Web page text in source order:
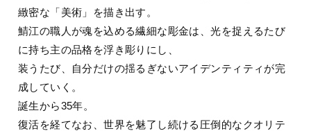
緻密な「美術」を描き出す。
鯖江の職人が魂を込める繊細な彫金は、光を捉えるたび
に持ち主の品格を浮き彫りにし、
装うたび、自分だけの揺るぎないアイデンティティが完
成していく。
誕生から35年。
復活を経てなお、世界を魅了し続ける圧倒的なクオリテ